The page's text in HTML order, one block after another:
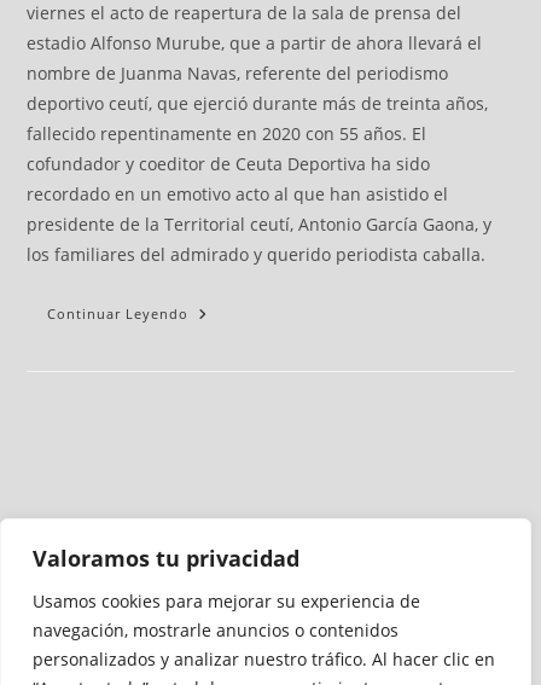
Valoramos tu privacidad
Usamos cookies para mejorar su experiencia de
navegación, mostrarle anuncios o contenidos
personalizados y analizar nuestro tráfico. Al hacer clic en
viernes el acto de reapertura de la sala de prensa del
estadio Alfonso Murube, que a partir de ahora llevará el
nombre de Juanma Navas, referente del periodismo
deportivo ceutí, que ejerció durante más de treinta años,
fallecido repentinamente en 2020 con 55 años. El
cofundador y coeditor de Ceuta Deportiva ha sido
recordado en un emotivo acto al que han asistido el
presidente de la Territorial ceutí, Antonio García Gaona, y
los familiares del admirado y querido periodista caballa.
Continuar Leyendo
Medio auditado por